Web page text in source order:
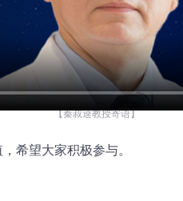
【秦叔逵教授寄语】
希望大家积极参与。